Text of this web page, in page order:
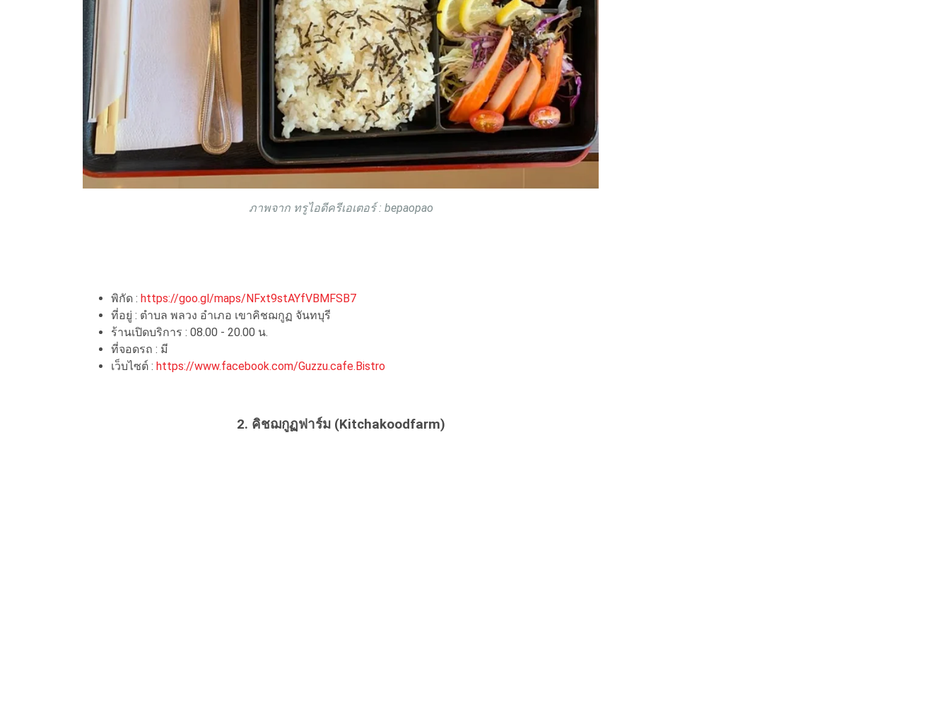
ภาพจาก ทรูไอดีครีเอเตอร์ : bepaopao
พิกัด : https://goo.gl/maps/NFxt9stAYfVBMFSB7
ที่อยู่ : ตำบล พลวง อำเภอ เขาคิชฌกูฏ จันทบุรี
ร้านเปิดบริการ : 08.00 - 20.00 น.
ที่จอดรถ : มี
เว็บไซต์ : https://www.facebook.com/Guzzu.cafe.Bistro
2. คิชฌกูฏฟาร์ม (Kitchakoodfarm)